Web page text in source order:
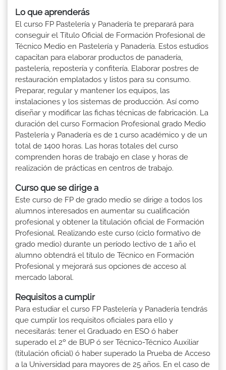
Lo que aprenderás
El curso FP Pastelería y Panadería te preparará para
conseguir el Título Oficial de Formación Profesional de
Técnico Medio en Pastelería y Panadería. Estos estudios
capacitan para elaborar productos de panadería,
pastelería, repostería y confitería. Elaborar postres de
restauración emplatados y listos para su consumo.
Preparar, regular y mantener los equipos, las
instalaciones y los sistemas de producción. Así como
diseñar y modificar las fichas técnicas de fabricación. La
duración del curso Formacion Profesional grado Medio
Pastelería y Panadería es de 1 curso académico y de un
total de 1400 horas. Las horas totales del curso
comprenden horas de trabajo en clase y horas de
realización de prácticas en centros de trabajo.
Curso que se dirige a
Este curso de FP de grado medio se dirige a todos los
alumnos interesados en aumentar su cualificación
profesional y obtener la titulación oficial de Formación
Profesional. Realizando este curso (ciclo formativo de
grado medio) durante un período lectivo de 1 año el
alumno obtendrá el título de Técnico en Formación
Profesional y mejorará sus opciones de acceso al
mercado laboral.
Requisitos a cumplir
Para estudiar el curso FP Pastelería y Panadería tendrás
que cumplir los requisitos oficiales para ello y
necesitarás: tener el Graduado en ESO ó haber
superado el 2º de BUP ó ser Técnico-Técnico Auxiliar
(titulación oficial) ó haber superado la Prueba de Acceso
a la Universidad para mayores de 25 años. En el caso de